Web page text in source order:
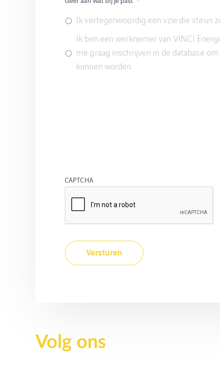
Ik vertegenwoordig een vzw die steun
Ik ben een werknemer van VINCI
me graag inschrijven in de database
kunnen worden
CAPTCHA
Volg ons